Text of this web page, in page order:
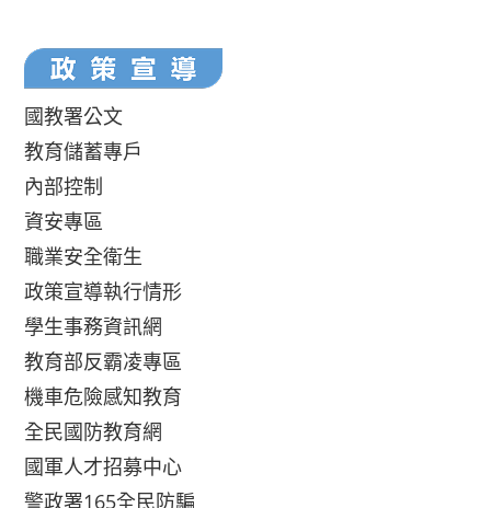
國教署公文
教育儲蓄專戶
內部控制
資安專區
職業安全衛生
政策宣導執行情形
學生事務資訊網
教育部反霸凌專區
機車危險感知教育
全民國防教育網
國軍人才招募中心
警政署165全民防騙